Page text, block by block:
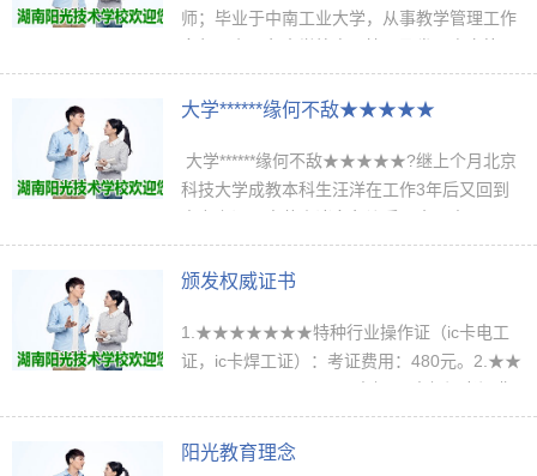
师；毕业于中南工业大学，从事教学管理工作
划。杨澎：执行校长中国******党员、毕业于中
南工业大学，电子工程师。荣获全国电子…
大学******缘何不敌★★★★★
大学******缘何不敌★★★★★?继上个月北京
科技大学成教本科生汪洋在工作3年后又回到
批大学生集体回炉上中专班的情况。从今年8
月开始，36名普通高校全日**毕业的大学…
颁发权威证书
1.★★★★★★★特种行业操作证（ic卡电工
证，ic卡焊工证）：考证费用：480元。2.★★
用：560元。3.湖南阳光电子技术学校技术合
格证费用：免费颁发。4.中专毕业生，大专
阳光教育理念